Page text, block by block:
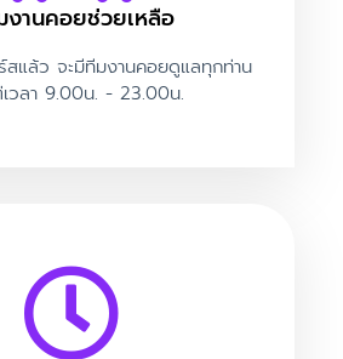
งานคอยช่วยเหลือ
สแล้ว จะมีทีมงานคอยดูแลทุกท่าน
วลา 9.00น. - 23.00น.